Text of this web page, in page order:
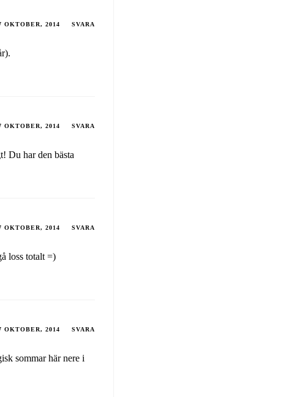
OKTOBER, 2014 SVARA
OKTOBER, 2014 SVARA
Du har den bästa
OKTOBER, 2014 SVARA
loss totalt =)
OKTOBER, 2014 SVARA
sommar här nere i